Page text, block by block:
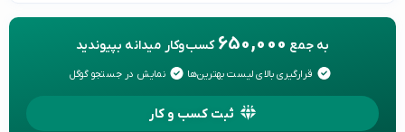
به جمع 650,000 کسب‌وکار میدانه بپیوندید
قرارگیری بالای لیست بهترین‌ها نمایش در جستجو گوگل
ثبت کسب و کار